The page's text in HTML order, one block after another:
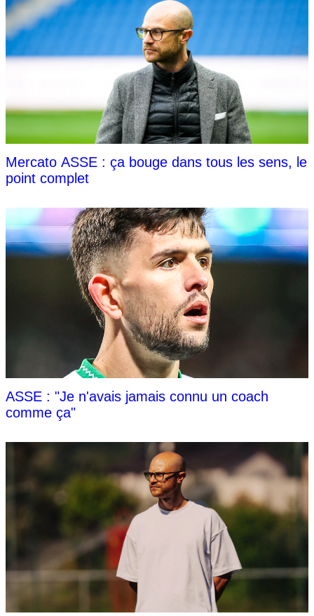
Mercato ASSE : ça bouge dans tous les sens, le
point complet
ASSE : "Je n'avais jamais connu un coach
comme ça"